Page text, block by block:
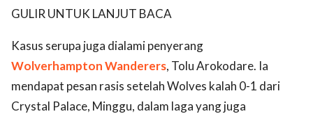
GULIR UNTUK LANJUT BACA
Kasus serupa juga dialami penyerang
Wolverhampton Wanderers, Tolu Arokodare. Ia
mendapat pesan rasis setelah Wolves kalah 0-1 dari
Crystal Palace, Minggu, dalam laga yang juga